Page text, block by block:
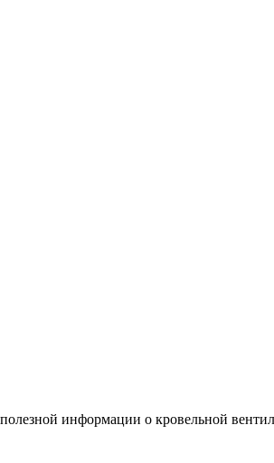
информации о кровельной